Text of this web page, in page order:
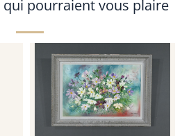
qui pourraient vous plaire